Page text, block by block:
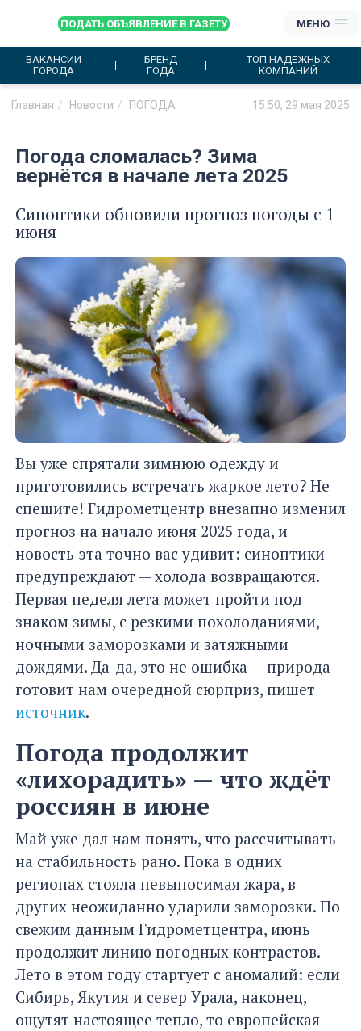
ПОДАТЬ ОБЪЯВЛЕНИЕ В ГАЗЕТУ МЕНЮ
ВАКАНСИИ
ГОРОДА
БРЕНД
ГОДА
ТОП НАДЕЖНЫХ
КОМПАНИЙ
Главная Новости ПОГОДА 15:50, 29 мая 2025
Погода сломалась? Зима
вернётся в начале лета 2025
Синоптики обновили прогноз погоды с 1
июня
Вы уже спрятали зимнюю одежду и
приготовились встречать жаркое лето? Не
спешите! Гидрометцентр внезапно изменил
прогноз на начало июня 2025 года, и
новость эта точно вас удивит: синоптики
предупреждают — холода возвращаются.
Первая неделя лета может пройти под
знаком зимы, с резкими похолоданиями,
ночными заморозками и затяжными
дождями. Да-да, это не ошибка — природа
готовит нам очередной сюрприз, пишет
источник.
Погода продолжит
«лихорадить» — что ждёт
россиян в июне
Май уже дал нам понять, что рассчитывать
на стабильность рано. Пока в одних
регионах стояла невыносимая жара, в
других неожиданно ударили заморозки. По
свежим данным Гидрометцентра, июнь
продолжит линию погодных контрастов.
Лето в этом году стартует с аномалий: если
Сибирь, Якутия и север Урала, наконец,
ощутят настоящее тепло, то европейская